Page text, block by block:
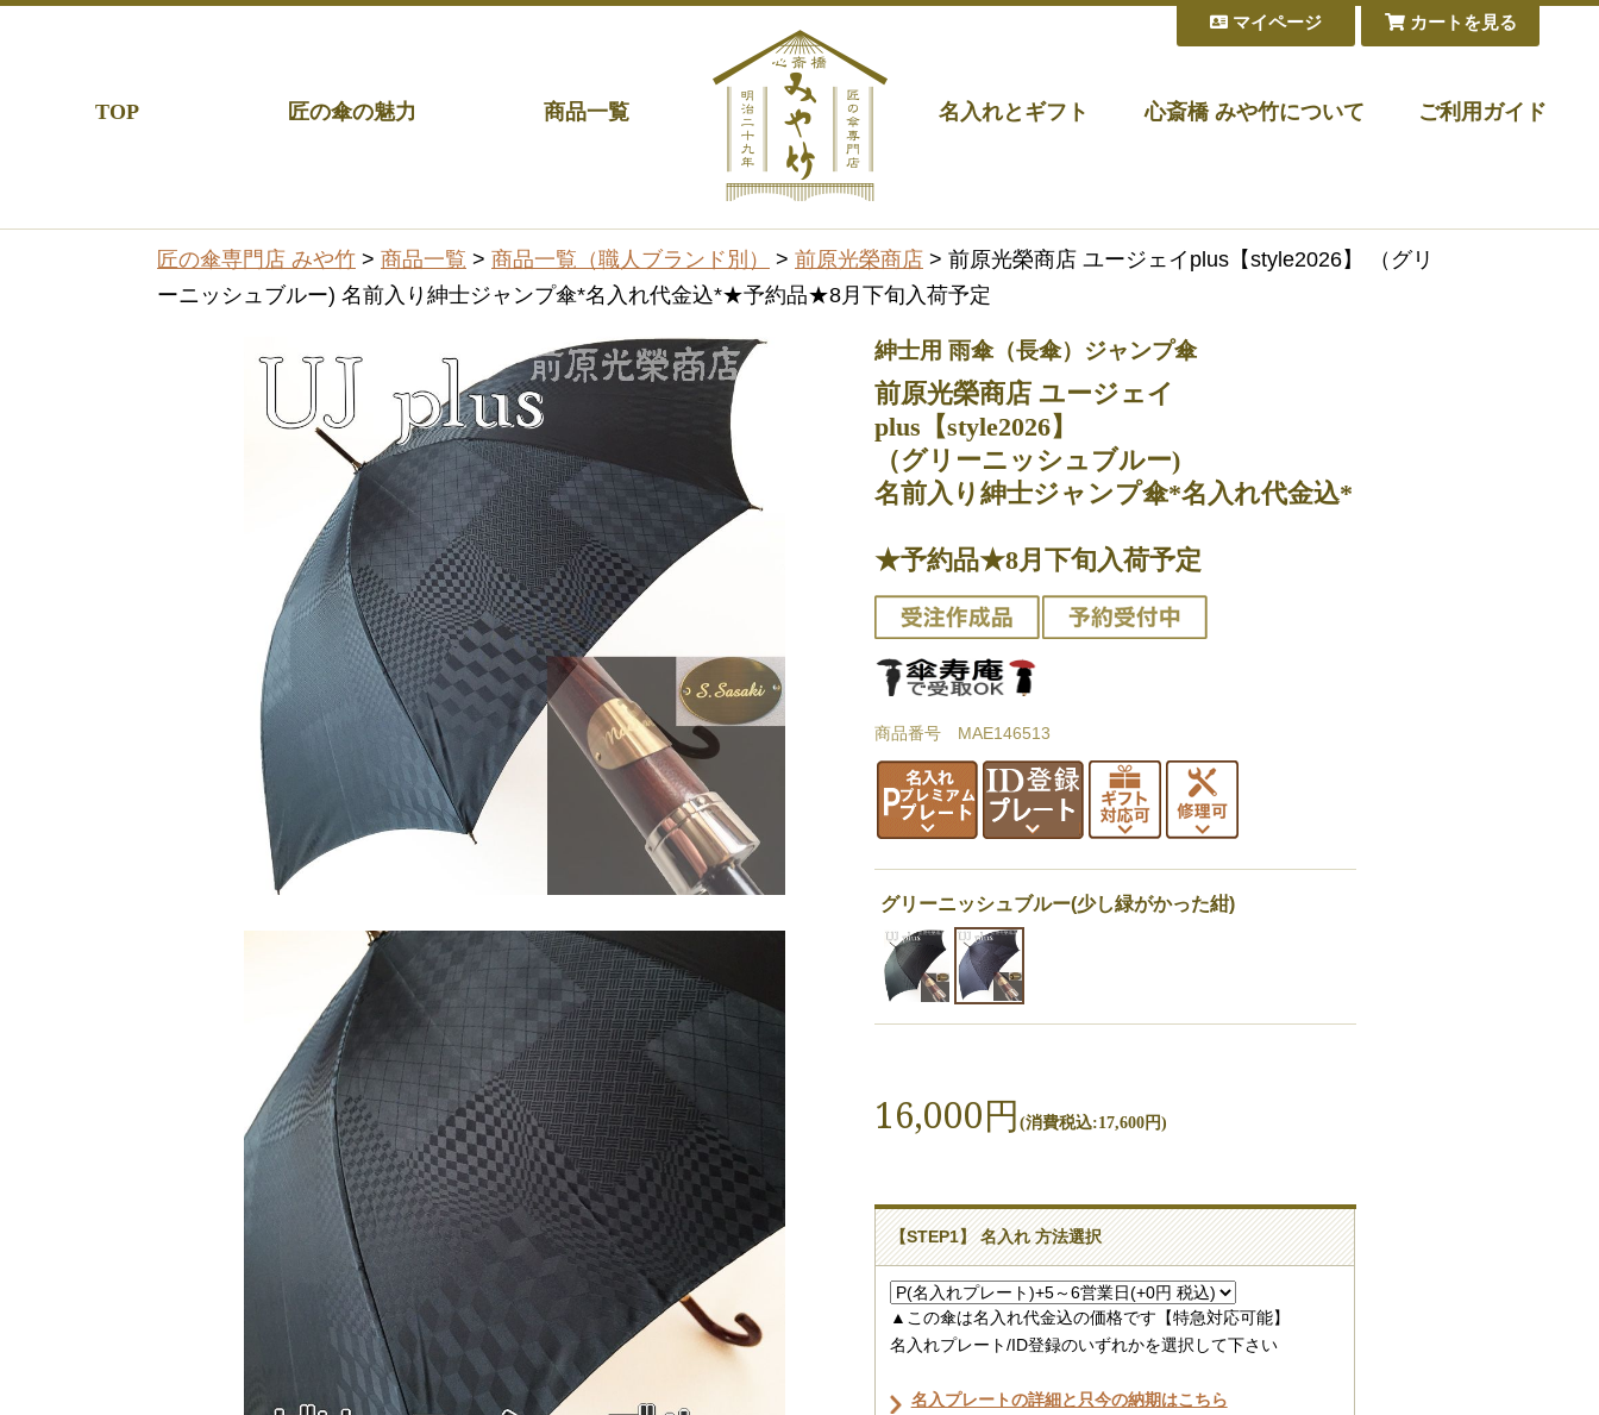
TOP 匠の傘の魅力 商品一覧 名入れとギフト 心斎橋 みや竹について ご利用ガイド
カートを見る
マイページ
匠の傘専門店 みや竹 > 商品一覧 > 商品一覧（職人ブランド別） > 前原光榮商店 > 前原光榮商店 ユージェイplus【style2026】 （グリ
ーニッシュブルー) 名前入り紳士ジャンプ傘*名入れ代金込*★予約品★8月下旬入荷予定
紳士用 雨傘（長傘）ジャンプ傘
前原光榮商店 ユージェイ
plus【style2026】
（グリーニッシュブルー)
名前入り紳士ジャンプ傘*名入れ代金込*
★予約品★8月下旬入荷予定
商品番号 MAE146513
グリーニッシュブルー(少し緑がかった紺)
16,000円 (消費税込:17,600円)
【STEP1】 名入れ 方法選択
▲この傘は名入れ代金込の価格です【特急対応可能】
名入れプレート/ID登録のいずれかを選択して下さい
名入プレートの詳細と只今の納期はこちら